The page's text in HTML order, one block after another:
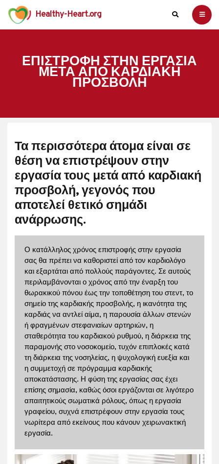
Healthy-Heart.org
ΕΠΙΣΤΡΟΦΉ ΣΤΗΝ ΕΡΓΑΣΊΑ
ΜΕΤΆ ΑΠΌ ΚΑΡΔΙΑΚΉ
ΠΡΟΣΒΟΛΉ
Τα περισσότερα άτομα είναι σε
θέση να επιστρέψουν στην
εργασία τους μετά από καρδιακή
προσβολή, γεγονός που
αποτελεί θετικό σημάδι
ανάρρωσης.
Ο κατάλληλος χρόνος επιστροφής στην εργασία
σας θα πρέπει να καθοριστεί από τον καρδιολόγο
και εξαρτάται από πολλούς παράγοντες. Σε αυτούς
περιλαμβάνονται ο χρόνος από την έναρξη του
θωρακικού πόνου έως την τοποθέτηση του στεντ, το
σημείο της καρδιακής προσβολής, η ικανότητα της
καρδιάς να αντλεί αίμα, η παρουσία άλλων στενών
ή φραγμένων στεφανιαίων αρτηριών, η
σταθερότητα του καρδιακού ρυθμού, η διάρκεια της
παραμονής στο νοσοκομείο, τυχόν επιπλοκές κατά
τη διάρκεια της νοσηλείας, η ψυχολογική ευεξία και
η συμμετοχή σε πρόγραμμα καρδιακής
αποκατάστασης. Η φύση της εργασίας σας έχει
επίσης σημασία, καθώς όσοι εργάζονται σε λιγότερο
απαιτητικούς σωματικά ρόλους, όπως η εργασία
γραφείου, συχνά επιστρέφουν στην εργασία τους
νωρίτερα από εκείνους που κάνουν χειρωνακτική
εργασία.